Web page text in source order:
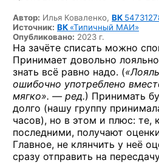
Автор: Илья Коваленко, ВК
Источник: ВК «Типичный МАИ»
Опубликовано: 2023 г.
На зачёте списать можно
Принимает довольно
знать всё равно надо. (
ошибочно употреблено
мягко». — ред.) Принимать
долго (нашу группу
часов), но в этом и плюс: те,
последними, получают
Главное, не клянчить у неё
сразу отправить на